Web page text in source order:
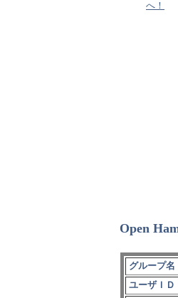
へ！
Open
グループ
ユーザＩ